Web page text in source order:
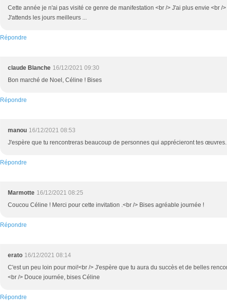
Cette année je n'ai pas visité ce genre de manifestation <br /> J'ai plus envie <br />
J'attends les jours meilleurs ...
Répondre
claude Blanche 16/12/2021 09:30
Bon marché de Noel, Céline ! Bises
Répondre
manou 16/12/2021 08:53
J'espère que tu rencontreras beaucoup de personnes qui apprécieront tes
Répondre
Marmotte 16/12/2021 08:25
Coucou Céline ! Merci pour cette invitation .<br /> Bises agréable journée !
Répondre
erato 16/12/2021 08:14
C'est un peu loin pour moi!<br /> J'espère que tu aura du succès et de belles
<br /> Douce journée, bises Céline
Répondre